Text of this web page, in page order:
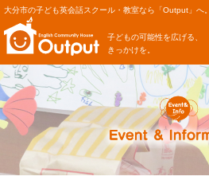
大分市の子ども英会話スクール・教室なら「Output」へ。
子どもの可能性を広げる、
きっかけを。